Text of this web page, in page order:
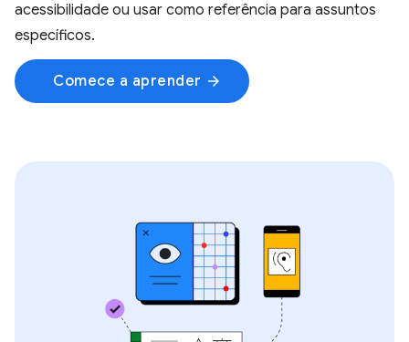
acessibilidade ou usar como referência para assuntos
específicos.
Comece a aprender arrow_forward